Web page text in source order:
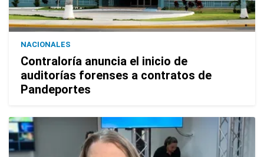
NACIONALES
Contraloría anuncia el inicio de
auditorías forenses a contratos de
Pandeportes